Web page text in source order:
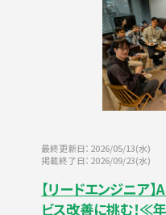
最終更新日：2026/05/13(水)
掲載終了日：2026/09/23(水)
【リードエンジニア
ビス改善に挑む！≪